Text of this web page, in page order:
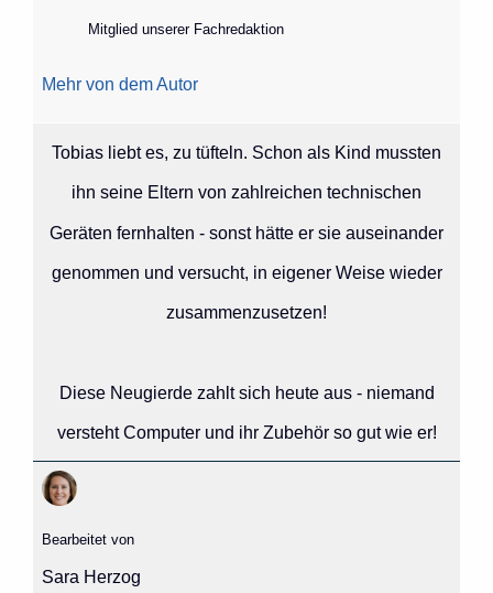
Mitglied unserer Fachredaktion
Mehr von dem Autor
Tobias liebt es, zu tüfteln. Schon als Kind mussten
ihn seine Eltern von zahlreichen technischen
Geräten fernhalten - sonst hätte er sie auseinander
genommen und versucht, in eigener Weise wieder
zusammenzusetzen!
Diese Neugierde zahlt sich heute aus - niemand
versteht Computer und ihr Zubehör so gut wie er!
Bearbeitet von
Sara Herzog